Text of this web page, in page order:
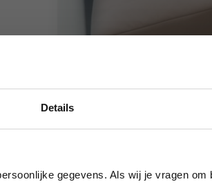
Details
gegevens. Als wij je vragen om